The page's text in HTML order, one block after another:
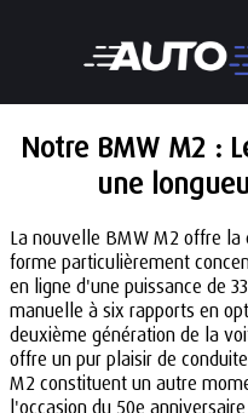
Notre BMW M2 :
une
La nouvelle BMW M2 offre
forme particulièrement
en ligne d'une puissance de
manuelle à six rapports en
deuxième génération de la
offre un pur plaisir de
M2 constituent un autre
l'occasion du 50e